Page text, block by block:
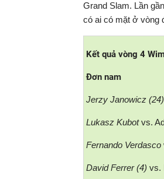
Grand Slam. Lần
có ai có mặt ở vòng
Kết quả vòng 4
Đơn nam
Jerzy Janowicz (24)
Lukasz Kubotvs.
Fernando Verdasco
David Ferrer (4) vs.